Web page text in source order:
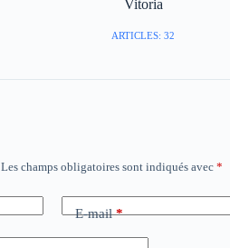
Vitoria
ARTICLES: 32
Les champs obligatoires sont indiqués avec *
E-mail*